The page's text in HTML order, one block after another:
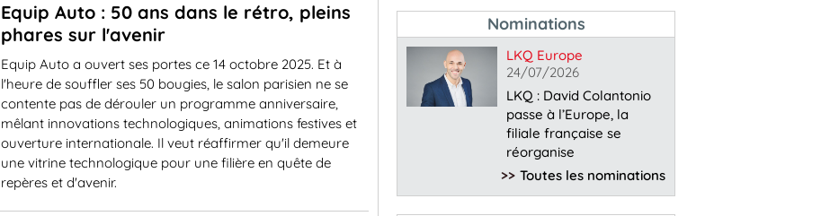
Equip Auto : 50 ans dans le rétro, pleins
phares sur l'avenir
Equip Auto a ouvert ses portes ce 14 octobre 2025. Et à
l'heure de souffler ses 50 bougies, le salon parisien ne se
contente pas de dérouler un programme anniversaire,
mêlant innovations technologiques, animations festives et
ouverture internationale. Il veut réaffirmer qu'il demeure
une vitrine technologique pour une filière en quête de
repères et d'avenir.
Nominations
LKQ Europe
24/07/2026
LKQ : David Colantonio
passe à l’Europe, la
filiale française se
réorganise
>> Toutes les nominations